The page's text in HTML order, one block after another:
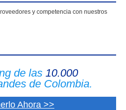
y competencia con nuestros
de las 10.000
de Colombia.
Ahora >>